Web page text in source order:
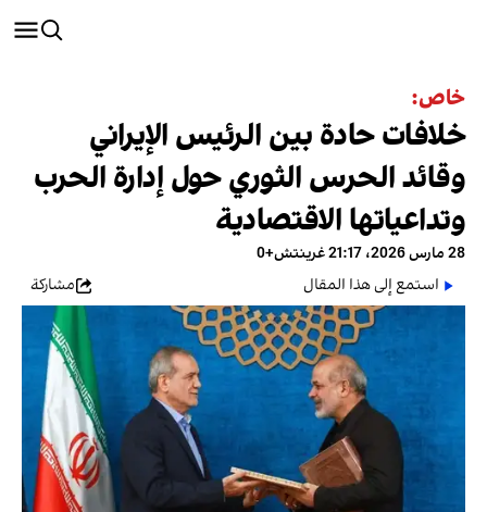
خاص:
خلافات حادة بين الرئيس الإيراني
وقائد الحرس الثوري حول إدارة الحرب
وتداعياتها الاقتصادية
28 مارس 2026، 21:17 غرينتش+0
استمع إلى هذا المقال
مشاركة